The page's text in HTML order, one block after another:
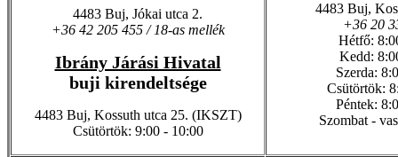
4483 Buj, Jókai utca 2.
+36 42 205 455 / 18-as mellék
Ibrány Járási Hivatal
buji kirendeltsége
4483 Buj, Kossuth utca 25. (IKSZT)
Csütörtök: 9:00 - 10:00
4483 Buj,
+36 20
Hétfő:
Kedd:
Szerda:
Csütörtök:
Péntek:
Szombat -